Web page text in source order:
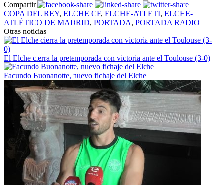
Compartir
COPA DEL REY, ELCHE CF, ELCHE-ATLETI, ELCHE-
ATLÉTICO DE MADRID, PORTADA, PORTADA RADIO
Otras noticias
El Elche cierra la pretemporada con victoria ante el Toulouse (3-0)
Facundo Buonanotte, nuevo fichaje del Elche